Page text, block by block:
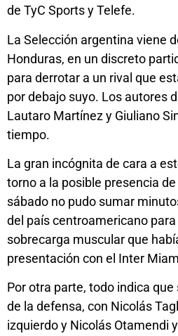
de TyC Sports y Telefe.
La Selección argentina viene
Honduras, en un discreto
para derrotar a un rival que
por debajo suyo. Los autores
Lautaro Martínez y Giuliano
tiempo.
La gran incógnita de cara a
torno a la posible presencia
sábado no pudo sumar
del país centroamericano
sobrecarga muscular que
presentación con el Inter
Por otra parte, todo indica
de la defensa, con Nicolás
izquierdo y Nicolás Otamendi